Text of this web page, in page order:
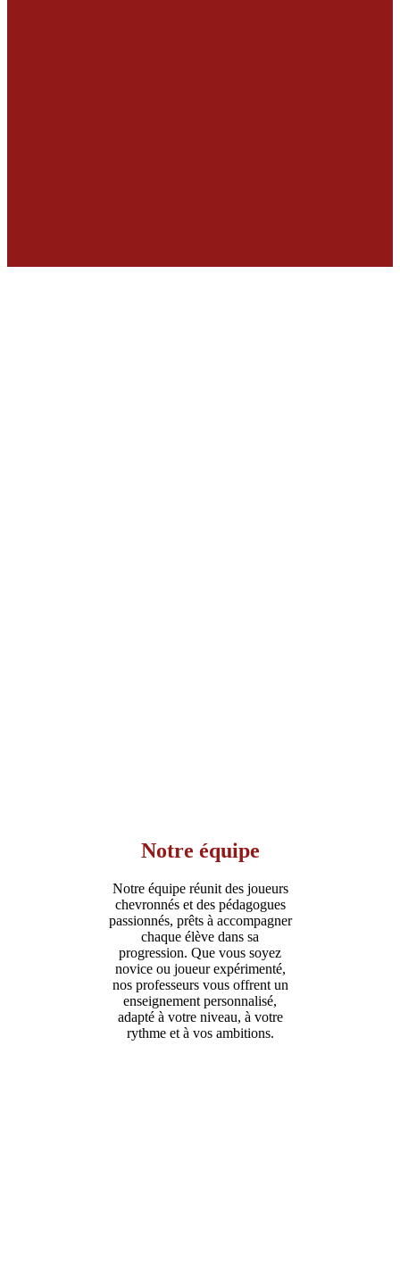
Notre équipe
Notre équipe réunit des joueurs
chevronnés et des pédagogues
passionnés, prêts à accompagner
chaque élève dans sa
progression. Que vous soyez
novice ou joueur expérimenté,
nos professeurs vous offrent un
enseignement personnalisé,
adapté à votre niveau, à votre
rythme et à vos ambitions.